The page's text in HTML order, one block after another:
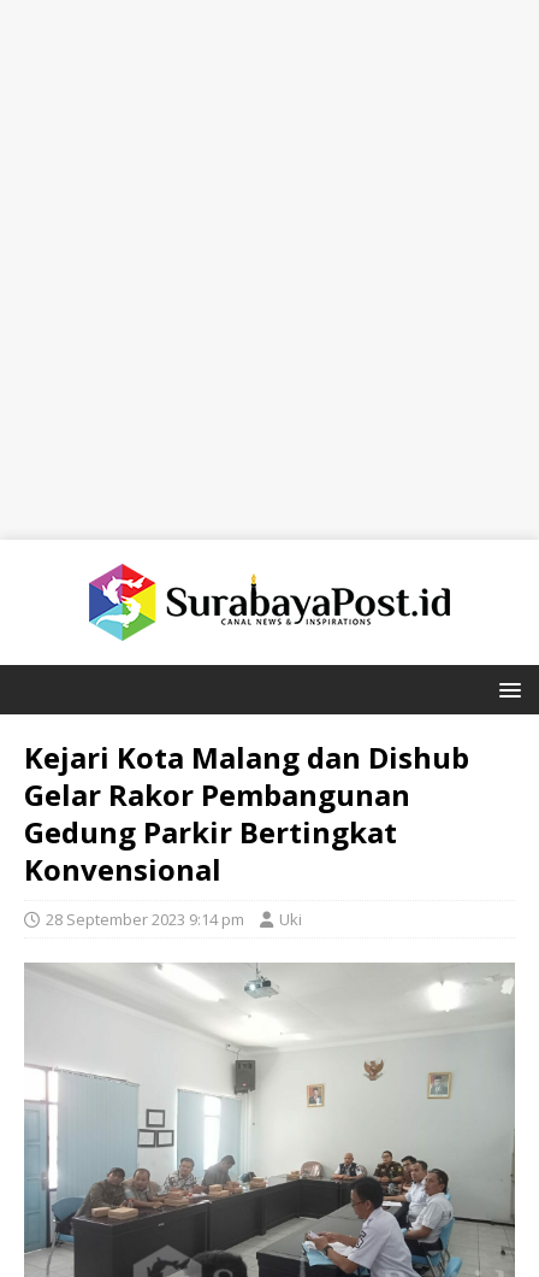
Kejari Kota Malang dan Dishub
Gelar Rakor Pembangunan
Gedung Parkir Bertingkat
Konvensional
28 September 2023 9:14 pm Uki